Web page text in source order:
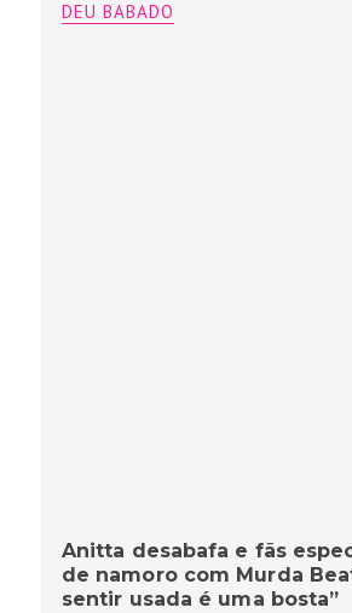
DEU BABADO
Anitta desabafa e fãs
de namoro com Murda
sentir usada é uma bosta”